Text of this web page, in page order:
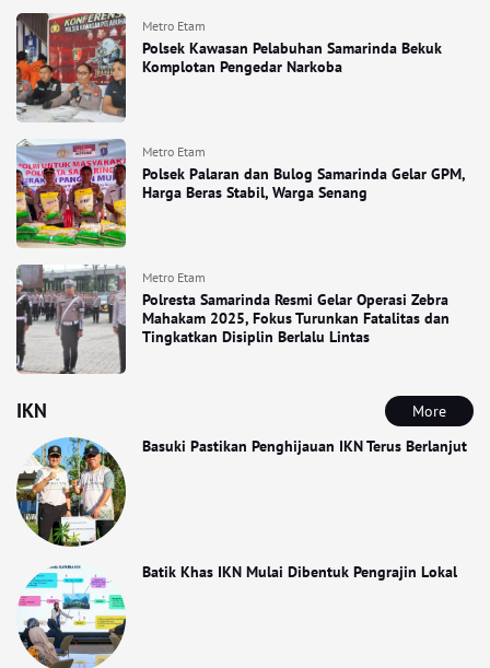
Metro Etam
Polsek Kawasan Pelabuhan Samarinda Bekuk
Komplotan Pengedar Narkoba
Metro Etam
Polsek Palaran dan Bulog Samarinda Gelar GPM,
Harga Beras Stabil, Warga Senang
Metro Etam
Polresta Samarinda Resmi Gelar Operasi Zebra
Mahakam 2025, Fokus Turunkan Fatalitas dan
Tingkatkan Disiplin Berlalu Lintas
IKN
More
Basuki Pastikan Penghijauan IKN Terus Berlanjut
Batik Khas IKN Mulai Dibentuk Pengrajin Lokal